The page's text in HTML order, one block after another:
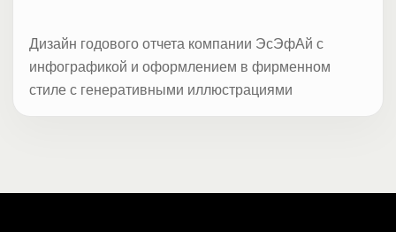
Дизайн годового отчета компании ЭсЭфАй с
инфографикой и оформлением в фирменном
стиле с генеративными иллюстрациями